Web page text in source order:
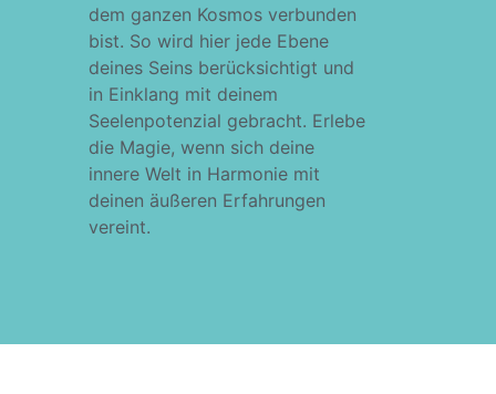
dem ganzen Kosmos verbunden
bist. So wird hier jede Ebene
deines Seins berücksichtigt und
in Einklang mit deinem
Seelenpotenzial gebracht. Erlebe
die Magie, wenn sich deine
innere Welt in Harmonie mit
deinen äußeren Erfahrungen
vereint.